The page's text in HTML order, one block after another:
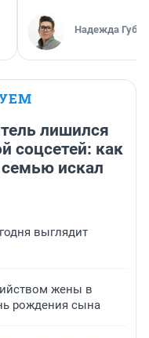
Надежда
лишился
соцсетей: как
искал
выглядит
жены в
рождения сына